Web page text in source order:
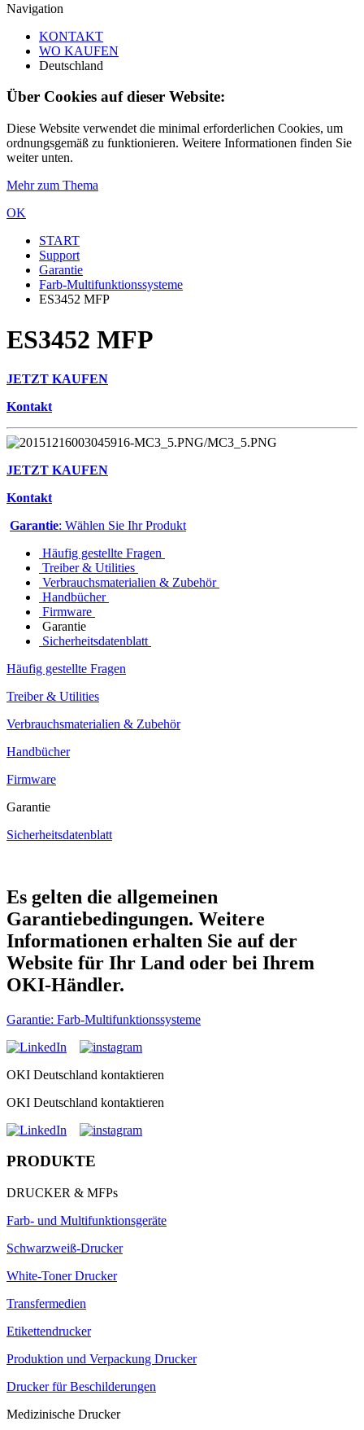
Navigation
KONTAKT
WO KAUFEN
Deutschland
Über Cookies auf dieser Website:
Diese Website verwendet die minimal erforderlichen Cookies, um
ordnungsgemäß zu funktionieren. Weitere Informationen finden Sie
weiter unten.
Mehr zum Thema
OK
START
Support
Garantie
Farb-Multifunktionssysteme
ES3452 MFP
ES3452 MFP
JETZT KAUFEN
Kontakt
JETZT KAUFEN
Kontakt
Garantie: Wählen Sie Ihr Produkt
Häufig gestellte Fragen
Treiber & Utilities
Verbrauchsmaterialien & Zubehör
Handbücher
Firmware
Garantie
Sicherheitsdatenblatt
Häufig gestellte Fragen
Treiber & Utilities
Verbrauchsmaterialien & Zubehör
Handbücher
Firmware
Garantie
Sicherheitsdatenblatt
Es gelten die allgemeinen
Garantiebedingungen. Weitere
Informationen erhalten Sie auf der
Website für Ihr Land oder bei Ihrem
OKI-Händler.
Garantie: Farb-Multifunktionssysteme
OKI Deutschland kontaktieren
OKI Deutschland kontaktieren
PRODUKTE
DRUCKER & MFPs
Farb- und Multifunktionsgeräte
Schwarzweiß-Drucker
White-Toner Drucker
Transfermedien
Etikettendrucker
Produktion und Verpackung Drucker
Drucker für Beschilderungen
Medizinische Drucker